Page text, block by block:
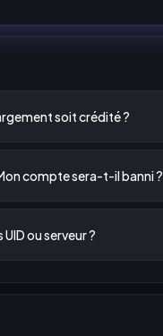
soit crédité ?
compte sera-t-il banni ?
ou serveur ?